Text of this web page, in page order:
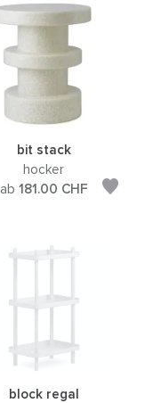
bit stack
hocker
ab 181.00 CHF
block regal